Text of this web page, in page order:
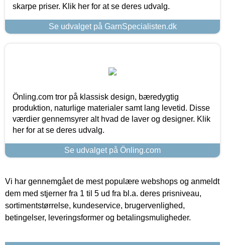
skarpe priser. Klik her for at se deres udvalg.
Se udvalget på GarnSpecialisten.dk
Önling.com tror på klassisk design, bæredygtig
produktion, naturlige materialer samt lang levetid. Disse
værdier gennemsyrer alt hvad de laver og designer. Klik
her for at se deres udvalg.
Se udvalget på Önling.com
Vi har gennemgået de mest populære webshops og anmeldt
dem med stjerner fra 1 til 5 ud fra bl.a. deres prisniveau,
sortimentstørrelse, kundeservice, brugervenlighed,
betingelser, leveringsformer og betalingsmuligheder.